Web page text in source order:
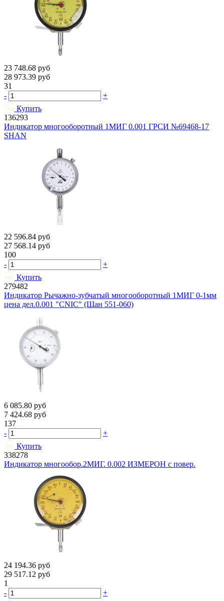
23 748.68 руб
28 973.39 руб
31
-
+
Купить
136293
Индикатор многооборотный 1МИГ 0.001 ГРСИ №69468-17
SHAN
22 596.84 руб
27 568.14 руб
100
-
+
Купить
279482
Индикатор Рычажно-зубчатый многооборотный 1МИГ 0-1мм
цена дел.0.001 "CNIC" (Шан 551-060)
6 085.80 руб
7 424.68 руб
137
-
+
Купить
338278
Индикатор многообор.2МИГ. 0.002 ИЗМЕРОН с повер.
24 194.36 руб
29 517.12 руб
1
-
+